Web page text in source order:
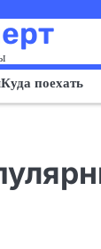
Куда поехать